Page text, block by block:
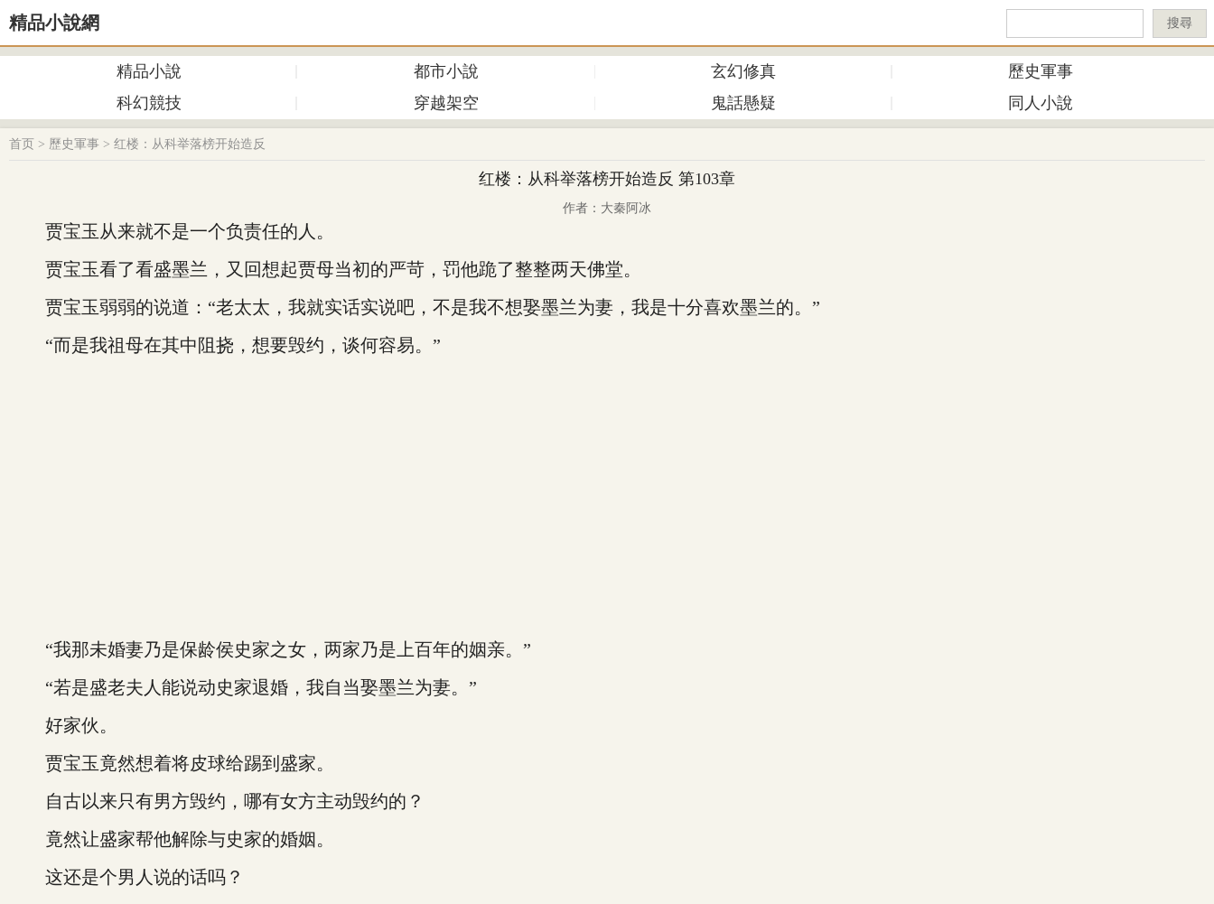
精品小說網 搜尋
精品小說 都市小說 玄幻修真
歷史軍事
科幻競技
穿越架空 鬼話懸疑 同人小說
首页 > 歷史軍事 > 红楼：从科举落榜开始造反
红楼：从科举落榜开始造反 第103章
作者：大秦阿冰
贾宝玉从来就不是一个负责任的人。
贾宝玉看了看盛墨兰，又回想起贾母当初的严苛，罚他跪了整整两天佛堂。
贾宝玉弱弱的说道：“老太太，我就实话实说吧，不是我不想娶墨兰为妻，我是十分喜欢墨兰的。”
“而是我祖母在其中阻挠，想要毁约，谈何容易。”
“我那未婚妻乃是保龄侯史家之女，两家乃是上百年的姻亲。”
“若是盛老夫人能说动史家退婚，我自当娶墨兰为妻。”
好家伙。
贾宝玉竟然想着将皮球给踢到盛家。
自古以来只有男方毁约，哪有女方主动毁约的？
竟然让盛家帮他解除与史家的婚姻。
这还是个男人说的话吗？